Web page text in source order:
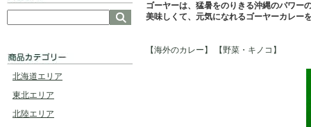
北海道エリア
東北エリア
北陸エリア
ゴーヤーは、猛暑をのりきる沖縄のパワー
美味しくて、元気になれるゴーヤーカレー
【海外のカレー】 【野菜・キノコ】